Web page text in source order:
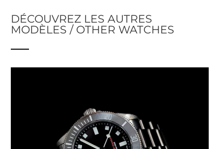
DÉCOUVREZ LES AUTRES
MODÈLES / OTHER WATCHES